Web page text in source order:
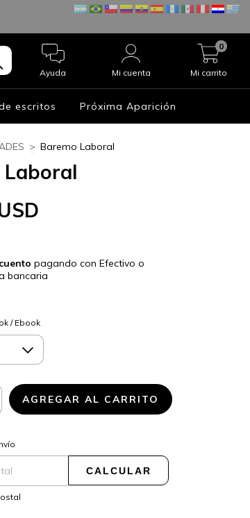
Ayuda Mi cuenta Mi carrito
0
escritos Próxima Aparición
> Baremo Laboral
Laboral
pagando con Efectivo o
bancaria
/ Ebook
CALCULAR